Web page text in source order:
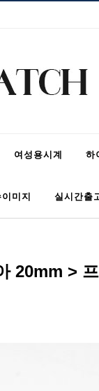
여성용시계 하
미지 실시간출
20mm >